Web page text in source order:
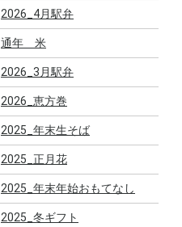
2026_4月駅弁
通年 米
2026_3月駅弁
2026_恵方巻
2025_年末生そば
2025_正月花
2025_年末年始おもてなし
2025_冬ギフト